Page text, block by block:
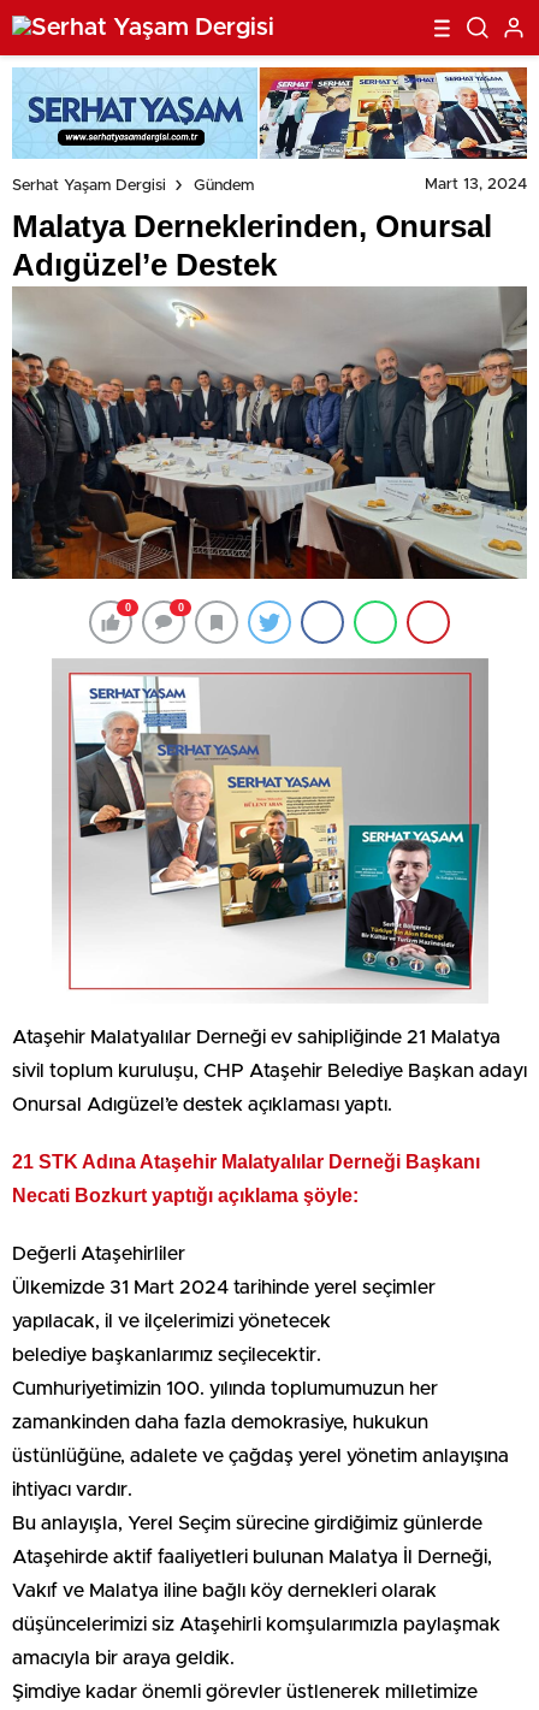
Serhat Yaşam Dergisi Gündem Mart 13, 2024
Malatya Derneklerinden, Onursal
Adıgüzel’e Destek
0 0
Ataşehir Malatyalılar Derneği ev sahipliğinde 21 Malatya
sivil toplum kuruluşu, CHP Ataşehir Belediye Başkan adayı
Onursal Adıgüzel’e destek açıklaması yaptı.
21 STK Adına Ataşehir Malatyalılar Derneği Başkanı
Necati Bozkurt yaptığı açıklama şöyle:
Değerli Ataşehirliler
Ülkemizde 31 Mart 2024 tarihinde yerel seçimler
yapılacak, il ve ilçelerimizi yönetecek
belediye başkanlarımız seçilecektir.
Cumhuriyetimizin 100. yılında toplumumuzun her
zamankinden daha fazla demokrasiye, hukukun
üstünlüğüne, adalete ve çağdaş yerel yönetim anlayışına
ihtiyacı vardır.
Bu anlayışla, Yerel Seçim sürecine girdiğimiz günlerde
Ataşehirde aktif faaliyetleri bulunan Malatya İl Derneği,
Vakıf ve Malatya iline bağlı köy dernekleri olarak
düşüncelerimizi siz Ataşehirli komşularımızla paylaşmak
amacıyla bir araya geldik.
Şimdiye kadar önemli görevler üstlenerek milletimize